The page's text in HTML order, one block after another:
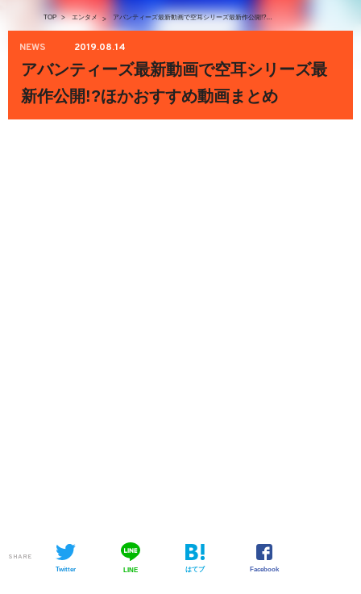
TOP > エンタメ > アバンティーズ最新動画で空耳シリーズ最新作公開!?ほかおすすめ動画まとめ
NEWS 2019.08.14
アバンティーズ最新動画で空耳シリーズ最
新作公開!?ほかおすすめ動画まとめ
SHARE
Twitter LINE はてブ Facebook